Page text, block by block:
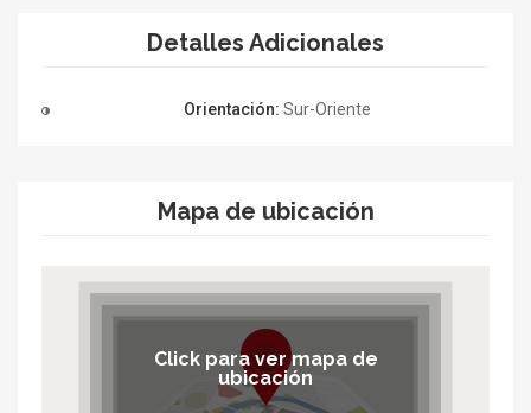
Detalles Adicionales
Orientación: Sur-Oriente
Mapa de ubicación
Click para ver mapa de
ubicación